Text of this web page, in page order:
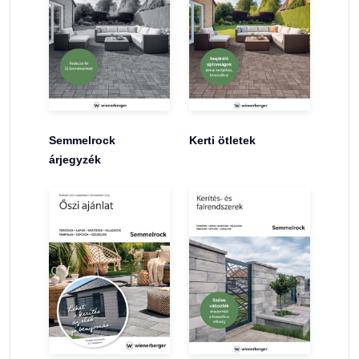
Semmelrock
árjegyzék
Kerti ötletek